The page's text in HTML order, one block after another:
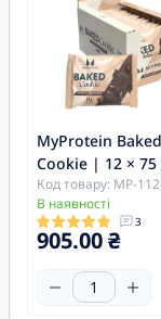
MyProtein Baked
Cookie | 12 × 75
Код товару: MP-
В наявності
3
905.00 ₴